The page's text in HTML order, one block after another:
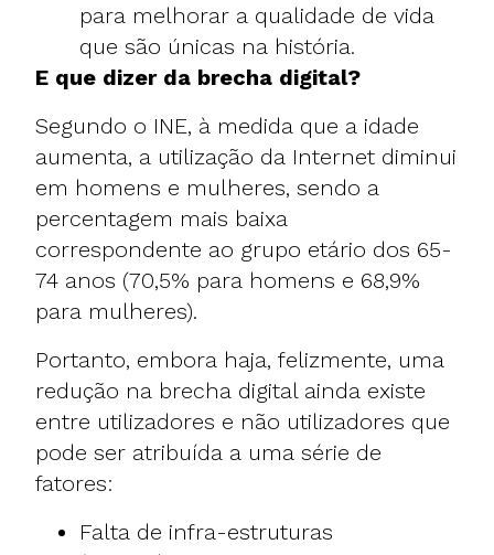
para melhorar a qualidade de vida
que são únicas na história.
E que dizer da brecha digital?
Segundo o INE, à medida que a idade
aumenta, a utilização da Internet diminui
em homens e mulheres, sendo a
percentagem mais baixa
correspondente ao grupo etário dos 65-
74 anos (70,5% para homens e 68,9%
para mulheres).
Portanto, embora haja, felizmente, uma
redução na brecha digital ainda existe
entre utilizadores e não utilizadores que
pode ser atribuída a uma série de
fatores:
Falta de infra-estruturas